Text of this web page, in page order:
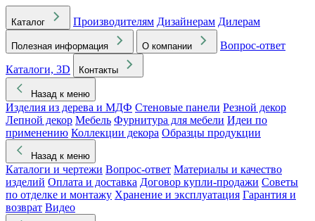
Каталог Производителям Дизайнерам Дилерам
Полезная информация О компании
Вопрос-ответ
Каталоги, 3D
Контакты
Назад к меню
Изделия из дерева и МДФ Стеновые панели Резной декор
Лепной декор Мебель Фурнитура для мебели Идеи по
применению Коллекции декора Образцы продукции
Назад к меню
Каталоги и чертежи Вопрос-ответ Материалы и качество
изделий Оплата и доставка Договор купли-продажи Советы
по отделке и монтажу Хранение и эксплуатация Гарантия и
возврат Видео